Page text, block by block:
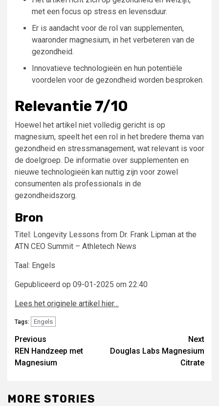
met een focus op stress en levensduur.
Er is aandacht voor de rol van supplementen,
waaronder magnesium, in het verbeteren van de
gezondheid.
Innovatieve technologieën en hun potentiële
voordelen voor de gezondheid worden besproken.
Relevantie 7/10
Hoewel het artikel niet volledig gericht is op
magnesium, speelt het een rol in het bredere thema van
gezondheid en stressmanagement, wat relevant is voor
de doelgroep. De informatie over supplementen en
nieuwe technologieën kan nuttig zijn voor zowel
consumenten als professionals in de
gezondheidszorg.
Bron
Titel: Longevity Lessons from Dr. Frank Lipman at the
ATN CEO Summit – Athletech News
Taal: Engels
Gepubliceerd op 09-01-2025 om 22:40
Lees het originele artikel hier…
Tags: Engels
Post
navigation
Previous
REN Handzeep met
Magnesium
Next
Douglas Labs Magnesium
Citrate
MORE STORIES